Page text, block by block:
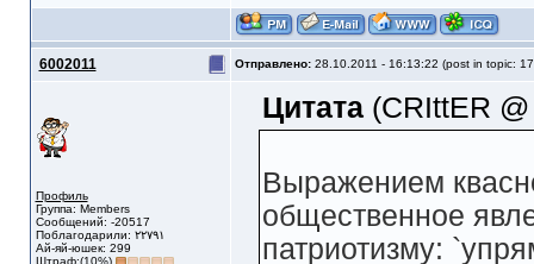
6002011 Отправлено: 28.10.2011 - 16:13:22 (post in topic:
Профиль
Группа: Members
Сообщений: -20517
Поблагодарили: ٢٢٧٩١
Ай-яй-юшек: 299
Штраф:(10%)
Цитата(CRIttER @
Выражением
общественное
патриотизму: